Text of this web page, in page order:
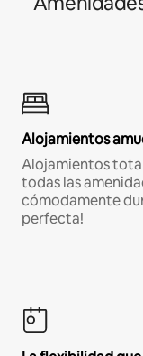
Alojamientos
Alojamientos
todas las
cómodamente
perfecta!